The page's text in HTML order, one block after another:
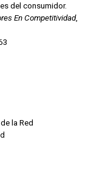
del consumidor.
En Competitividad,
la Red